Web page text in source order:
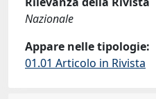
Nazionale
Appare nelle tipologie:
01.01 Articolo in Rivista